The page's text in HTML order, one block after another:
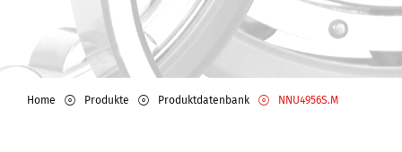
Home Produkte Produktdatenbank NNU4956S.M